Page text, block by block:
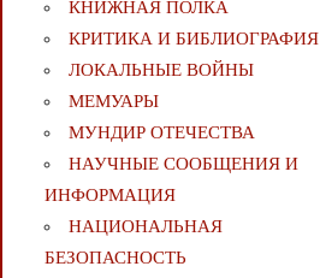
КНИЖНАЯ ПОЛКА
КРИТИКА И БИБЛИОГРАФИЯ
ЛОКАЛЬНЫЕ ВОЙНЫ
МЕМУАРЫ
МУНДИР ОТЕЧЕСТВА
НАУЧНЫЕ СООБЩЕНИЯ И
ИНФОРМАЦИЯ
НАЦИОНАЛЬНАЯ
БЕЗОПАСНОСТЬ